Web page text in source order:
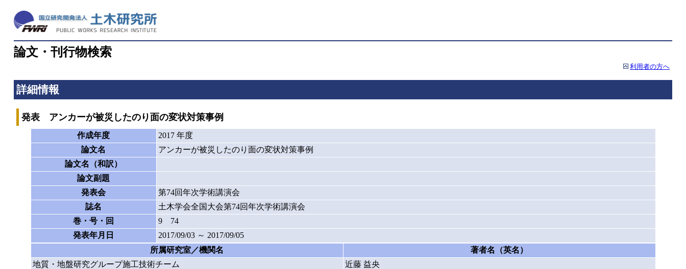
論文・刊行物検索
利用者の方へ
詳細情報
発表 アンカーが被災したのり面の変状対策事例
作成年度
2017 年度
論文名
アンカーが被災したのり面の変状対策事例
論文名（和訳）
論文副題
発表会
第74回年次学術講演会
誌名
土木学会全国大会第74回年次学術講演会
巻・号・回
9 74
発表年月日
2017/09/03 ～ 2017/09/05
所属研究室／機関名
著者名（英名）
地質・地盤研究グループ施工技術チーム
近藤 益央